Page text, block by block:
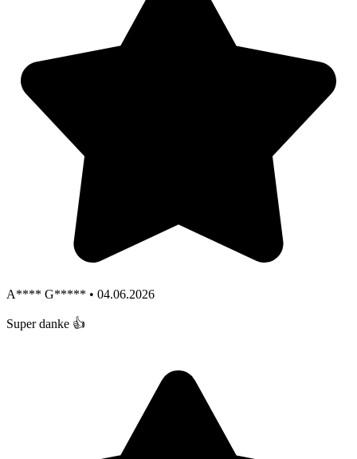
A**** G***** • 04.06.2026
Super danke 👍